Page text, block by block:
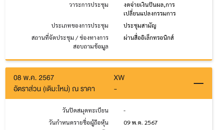
วาระการประชุม
งดจ่ายเงินปันผล,การ
เปลี่ยนแปลงกรรมการ
ประเภทของการประชุม
ประชุมสามัญ
สถานที่จัดประชุม / ช่องทางการ
สอบถามข้อมูล
ผ่านสื่ออิเล็กทรอนิกส์
08 พ.ค. 2567
XW
อัตราส่วน (เดิม:ใหม่) ณ ราคา
-
วันปิดสมุดทะเบียน
-
วันกำหนดรายชื่อผู้ถือหุ้น
09 พ.ค. 2567